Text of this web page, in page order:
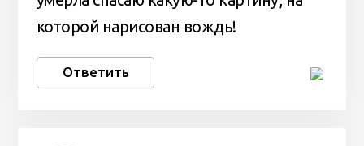
которой нарисован вождь!
Ответить